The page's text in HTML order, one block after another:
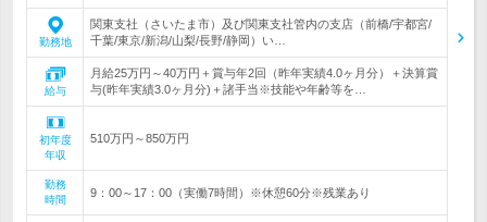
勤務地
関東支社（さいたま市）及び関東支社管内の支店（前橋/宇都宮/
千葉/東京/新潟/山梨/長野/静岡）い…
給与
月給25万円～40万円＋賞与年2回（昨年実績4.0ヶ月分）＋決算賞
与(昨年実績3.0ヶ月分)＋諸手当※技能や年齢等を…
初年度
年収
510万円～850万円
勤務
時間
9：00～17：00（実働7時間）※休憩60分※残業あり